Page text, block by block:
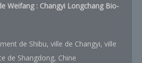
Weifang : Changyi Longchang Bio-
de Shibu, ville de Changyi, ville
de Shangdong, Chine